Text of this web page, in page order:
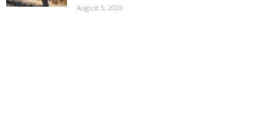
August 5, 2026